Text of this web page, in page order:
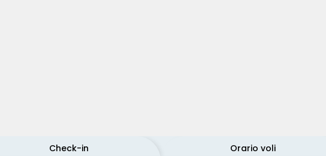
Check-in Orario voli